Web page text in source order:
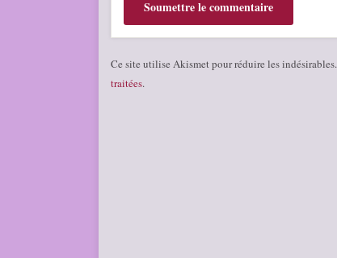
Ce site utilise Akismet pour réduire les indésirables.
traitées.